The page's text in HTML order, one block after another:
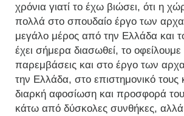
χρόνια γιατί το έχω βιώσει, ότι η
πολλά στο σπουδαίο έργο των
μεγάλο μέρος από την Ελλάδα και
έχει σήμερα διασωθεί, το οφείλουμε
παρεμβάσεις και στο έργο των
την Ελλάδα, στο επιστημονικό τους
διαρκή αφοσίωση και προσφορά
κάτω από δύσκολες συνθήκες, αλλά